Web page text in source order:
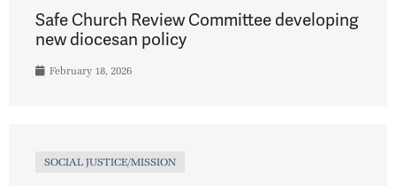
Safe Church Review Committee developing
new diocesan policy
February 18, 2026
SOCIAL JUSTICE/MISSION